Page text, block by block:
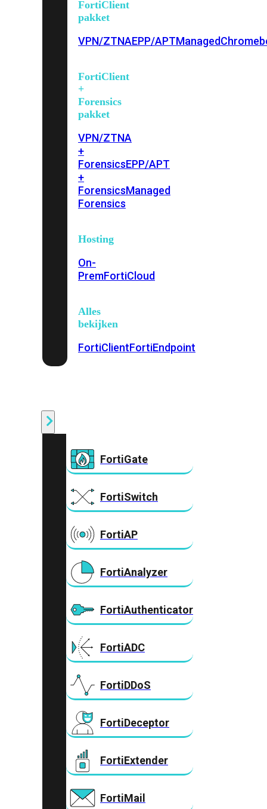
FortiClient
pakket
VPN/ZTNAEPP/APTManaged
FortiClient
+
Forensics
pakket
VPN/ZTNA
+
ForensicsEPP/APT
+
ForensicsManaged
Forensics
Hosting
On-
PremFortiCloud
Alles
bekijken
FortiClientFortiEndpoint
FortiGate
FortiSwitch
FortiAP
FortiAnalyzer
FortiAuthenticator
FortiADC
FortiDDoS
FortiDeceptor
FortiExtender
FortiMail